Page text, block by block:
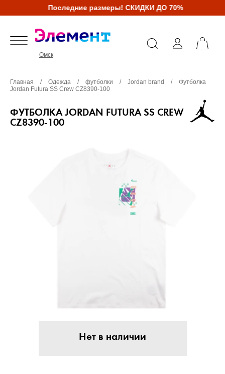
Последние размеры! СКИДКИ ДО 70%
Омск
Главная / Одежда / футболки / Jordan brand /
Футболка
Jordan Futura SS Crew CZ8390-100
ФУТБОЛКА JORDAN FUTURA SS CREW
CZ8390-100
Нет в наличии